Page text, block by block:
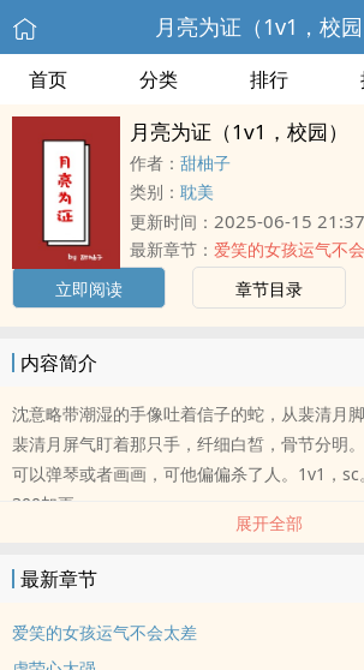
月亮为证（1v1，校园
首页 分类 排行
月亮为证（1v1，校园）
作者： 甜柚子
类别： 耽美
更新时间： 2025-06-15
最新章节： 爱笑的女孩运气不
立即阅读
章节目录
内容简介
沈意略带潮湿的手像吐着信子的蛇，从裴清月
裴清月屏气盯着那只手，纤细白皙，骨节分明
可以弹琴或者画画，可他偏偏杀了人。1v1，
300加更。
展开全部
最新章节
爱笑的女孩运气不会太差